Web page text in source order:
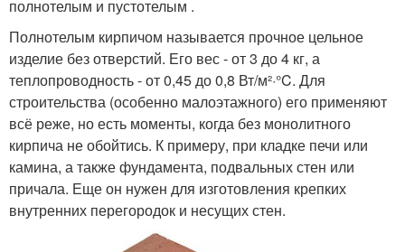
полнотелым и пустотелым .
Полнотелым кирпичом называется прочное цельное
изделие без отверстий. Его вес - от 3 до 4 кг, а
теплопроводность - от 0,45 до 0,8 Вт/м²·°C. Для
строительства (особенно малоэтажного) его применяют
всё реже, но есть моменты, когда без монолитного
кирпича не обойтись. К примеру, при кладке печи или
камина, а также фундамента, подвальных стен или
причала. Еще он нужен для изготовления крепких
внутренних перегородок и несущих стен.